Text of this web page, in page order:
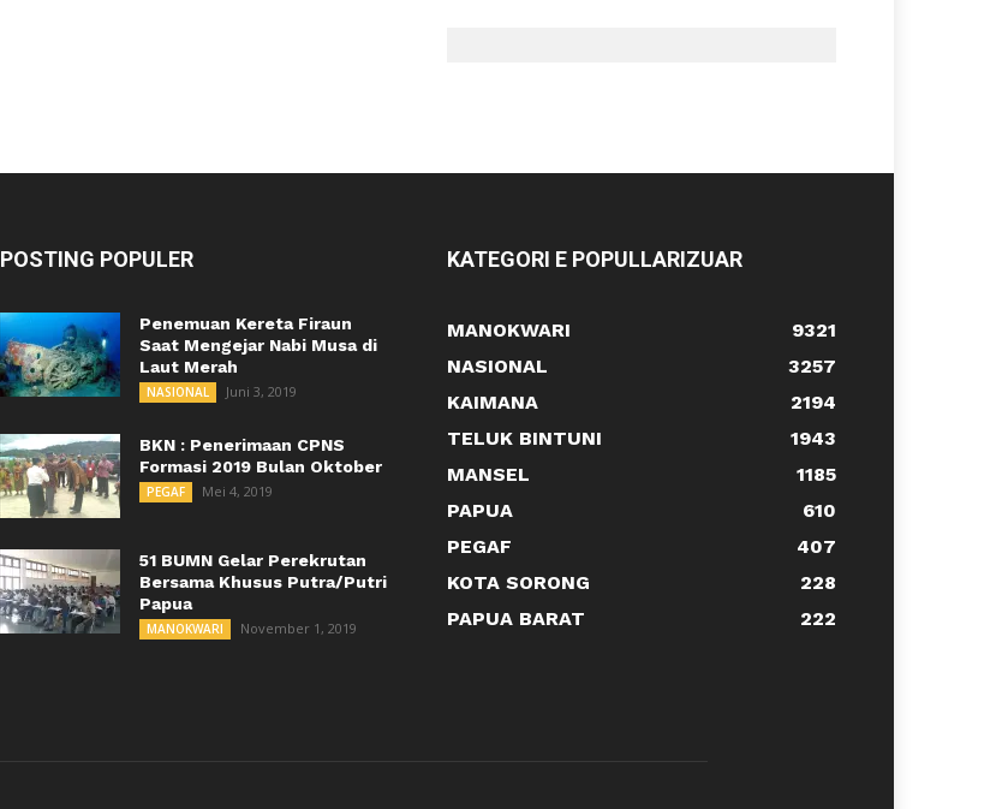
POSTING POPULER
Penemuan Kereta Firaun
Saat Mengejar Nabi Musa di
Laut Merah
NASIONAL Juni 3, 2019
BKN : Penerimaan CPNS
Formasi 2019 Bulan Oktober
PEGAF Mei 4, 2019
51 BUMN Gelar Perekrutan
Bersama Khusus Putra/Putri
Papua
MANOKWARI November 1, 2019
KATEGORI E POPULLARIZUAR
MANOKWARI
9321
NASIONAL
3257
KAIMANA
2194
TELUK BINTUNI
1943
MANSEL
1185
PAPUA
610
PEGAF
407
KOTA SORONG
228
PAPUA BARAT
222